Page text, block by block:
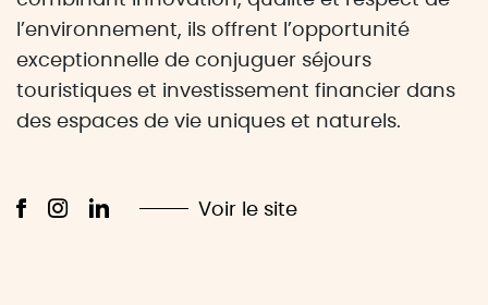
l’environnement, ils offrent l’opportunité
exceptionnelle de conjuguer séjours
touristiques et investissement financier dans
des espaces de vie uniques et naturels.
Voir le site